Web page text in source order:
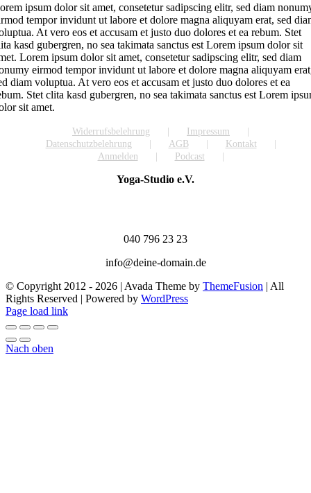
ipsum dolor sit amet, consetetur sadipscing elitr, sed diam
tempor invidunt ut labore et dolore magna aliquyam erat, sed
At vero eos et accusam et justo duo dolores et ea rebum. Stet
kasd gubergren, no sea takimata sanctus est Lorem ipsum dolor sit
Lorem ipsum dolor sit amet, consetetur sadipscing elitr, sed diam
eirmod tempor invidunt ut labore et dolore magna aliquyam
diam voluptua. At vero eos et accusam et justo duo dolores et ea
Stet clita kasd gubergren, no sea takimata sanctus est Lorem
sit amet.
Widerrufsbelehrung
Impressum
Datenschutzbelehrung
AGB
Kontakt
Anmelden
Podcast
Yoga-Studio e.V.
040 796 23 23
info@deine-domain.de
© Copyright 2012 - 2026 | Avada Theme by ThemeFusion | All
Rights Reserved | Powered by WordPress
Page load link
Nach oben